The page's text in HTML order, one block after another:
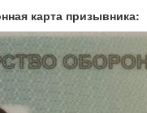
карта призывника: